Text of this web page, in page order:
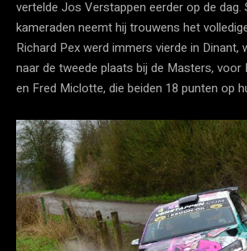
vertelde Jos Verstappen eerder op de dag.
kameraden neemt hij trouwens het
Richard Pex werd immers vierde in Dinant,
naar de tweede plaats bij de Masters, voor
en Fred Miclotte, die beiden 18 punten op